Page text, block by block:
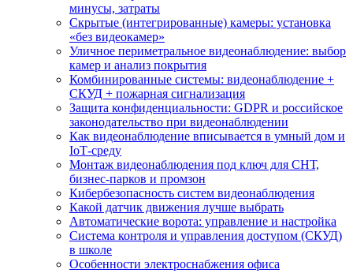
минусы, затраты
Скрытые (интегрированные) камеры: установка
«без видеокамер»
Уличное периметральное видеонаблюдение: выбор
камер и анализ покрытия
Комбинированные системы: видеонаблюдение +
СКУД + пожарная сигнализация
Защита конфиденциальности: GDPR и российское
законодательство при видеонаблюдении
Как видеонаблюдение вписывается в умный дом и
IoT‑среду
Монтаж видеонаблюдения под ключ для СНТ,
бизнес‑парков и промзон
Кибербезопасность систем видеонаблюдения
Какой датчик движения лучше выбрать
Автоматические ворота: управление и настройка
Система контроля и управления доступом (СКУД)
в школе
Особенности электроснабжения офиса